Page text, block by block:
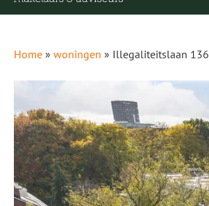
Home » woningen » Illegaliteitslaan 136